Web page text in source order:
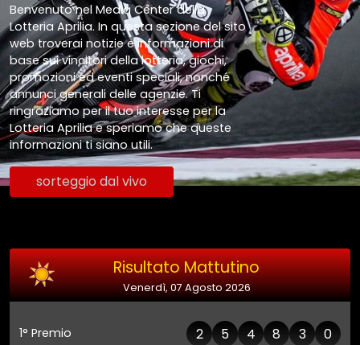
Benvenuto nel Media Center della
Lotteria Aprilia. In questa sezione del sito
web troverai notizie e informazioni di
base sui vincitori della lotteria, giochi,
promozioni ed eventi speciali, nonché
annunci generali delle agenzie. Ti
ringraziamo per il tuo interesse per la
Lotteria Aprilia e speriamo che queste
informazioni ti siano utili.
sorteggio dal vivo
Risultato Mattutino
Venerdì, 07 Agosto 2026
1° Premio 2 5 4 8 3 0